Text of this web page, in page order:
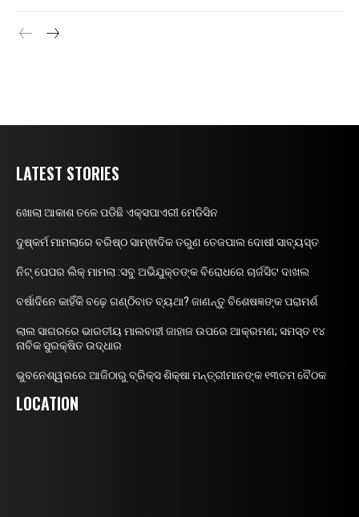
LATEST STORIES
ଖୋଲା ଆକାଶ ତଳେ ପଡିଛି ଏକ୍ସପାଏରୀ ମେଡିସିନ
ଦୁଷ୍କର୍ମ ମାମଲାରେ ବରିଷ୍ଠ ସାମ୍ଵାଦିକ ତରୁଣ ତେଜପାଲ ଦୋଷୀ ସାବ୍ୟସ୍ତ
ନିଟ୍ ପେପର ଲିକ୍ ମାମଲା :ସବୁ ଅଭିଯୁକ୍ତଙ୍କ ବିରୋଧରେ ଚାର୍ଜସିଟ ଦାଖଲ
ବର୍ଷାଦିନେ କାହିଁକି ବଢ଼େ ଗଣ୍ଠିବାତ ବ୍ୟଥା? ଜାଣନ୍ତୁ ବିଶେଷଜ୍ଞଙ୍କ ପରାମର୍ଶ
ଲାଲ ସାଗରରେ ଭାରତୀୟ ମାଲବାହୀ ଜାହାଜ ଉପରେ ଆକ୍ରମଣ; ସମସ୍ତ ୧୪
ନାବିକ ସୁରକ୍ଷିତ ଉଦ୍ଧାର
ଭୁବନେଶ୍ୱରରେ ଆଜିଠାରୁ ବ୍ରିକ୍ସ ଶିକ୍ଷା ମନ୍ତ୍ରୀମାନଙ୍କ ୧୩ତମ ବୈଠକ
LOCATION